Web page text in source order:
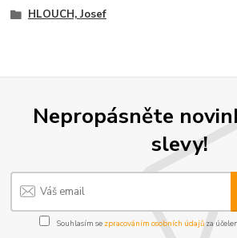
HLOUCH, Josef
Nepropásněte
slevy!
Souhlasím se zpracováním osobních údajůza